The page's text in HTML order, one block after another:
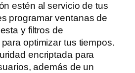
estén al servicio de tus
programar ventanas de
y filtros de
optimizar tus tiempos.
encriptada para
además de un